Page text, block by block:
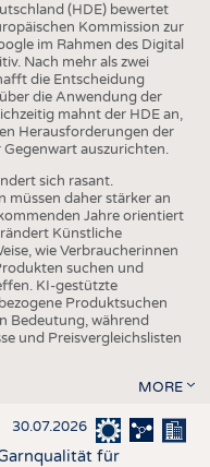
(HDE) bewertet
Kommission zur
im Rahmen des Digital
Nach mehr als zwei
die Entscheidung
die Anwendung der
mahnt der HDE an,
Herausforderungen der
auszurichten.
sich rasant.
müssen daher stärker an
Jahre orientiert
Künstliche
wie Verbraucherinnen
suchen und
KI-gestützte
Produktsuchen
Bedeutung, während
und Preisvergleichslisten
MORE
30.07.2026
für